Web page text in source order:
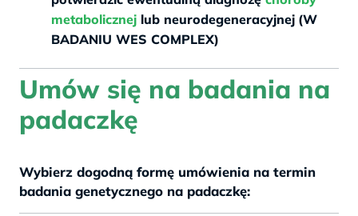
metabolicznej lub neurodegeneracyjnej (W
BADANIU WES COMPLEX)
Umów się na badania na
padaczkę
Wybierz dogodną formę umówienia na termin
badania genetycznego na padaczkę: